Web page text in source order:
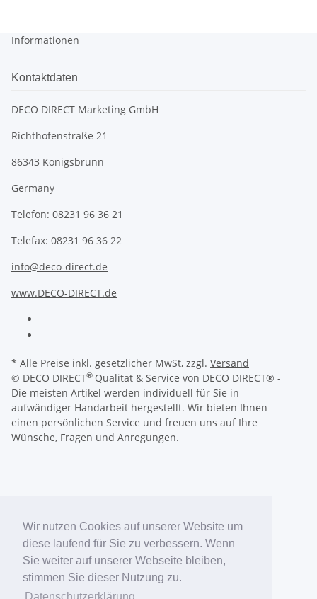
Wir nutzen Cookies auf unserer Website um
diese laufend für Sie zu verbessern. Wenn
Sie weiter auf unserer Webseite bleiben,
stimmen Sie dieser Nutzung zu.
Informationen
Kontaktdaten
DECO DIRECT Marketing GmbH
Richthofenstraße 21
86343 Königsbrunn
Germany
Telefon: 08231 96 36 21
Telefax: 08231 96 36 22
info@deco-direct.de
www.DECO-DIRECT.de
* Alle Preise inkl. gesetzlicher MwSt, zzgl. Versand
© DECO DIRECT® Qualität & Service von DECO DIRECT® -
Die meisten Artikel werden individuell für Sie in
aufwändiger Handarbeit hergestellt. Wir bieten Ihnen
einen persönlichen Service und freuen uns auf Ihre
Wünsche, Fragen und Anregungen.